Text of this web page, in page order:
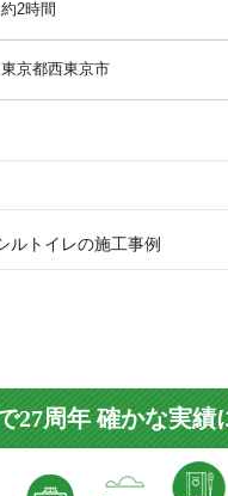
約2時間
東京都西東京市
ルトイレの施工事例
27周年 確かな実